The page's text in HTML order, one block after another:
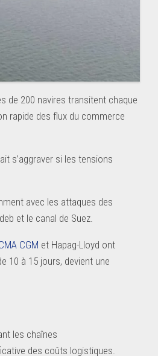
de 200 navires transitent chaque
rapide des flux du commerce
s’aggraver si les tensions
avec les attaques des
et le canal de Suez.
CGM et Hapag-Lloyd ont
10 à 15 jours, devient une
les chaînes
des coûts logistiques.